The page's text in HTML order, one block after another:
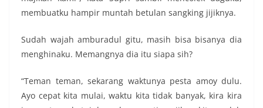
membuatku hampir muntah betulan sangking jijiknya.
Sudah wajah amburadul gitu, masih bisa bisanya dia
menghinaku. Memangnya dia itu siapa sih?
“Teman teman, sekarang waktunya pesta amoy dulu.
Ayo cepat kita mulai, waktu kita tidak banyak, kira kira